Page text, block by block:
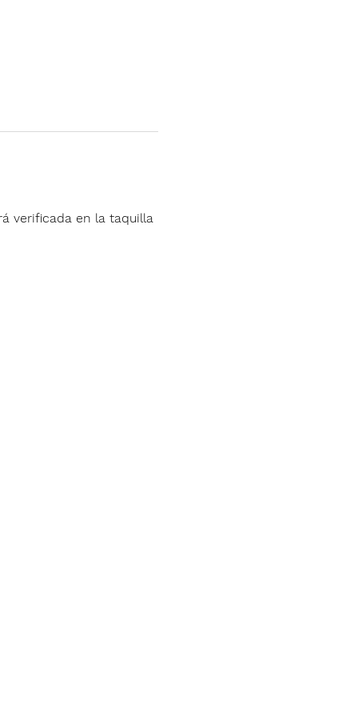
verificada en la taquilla